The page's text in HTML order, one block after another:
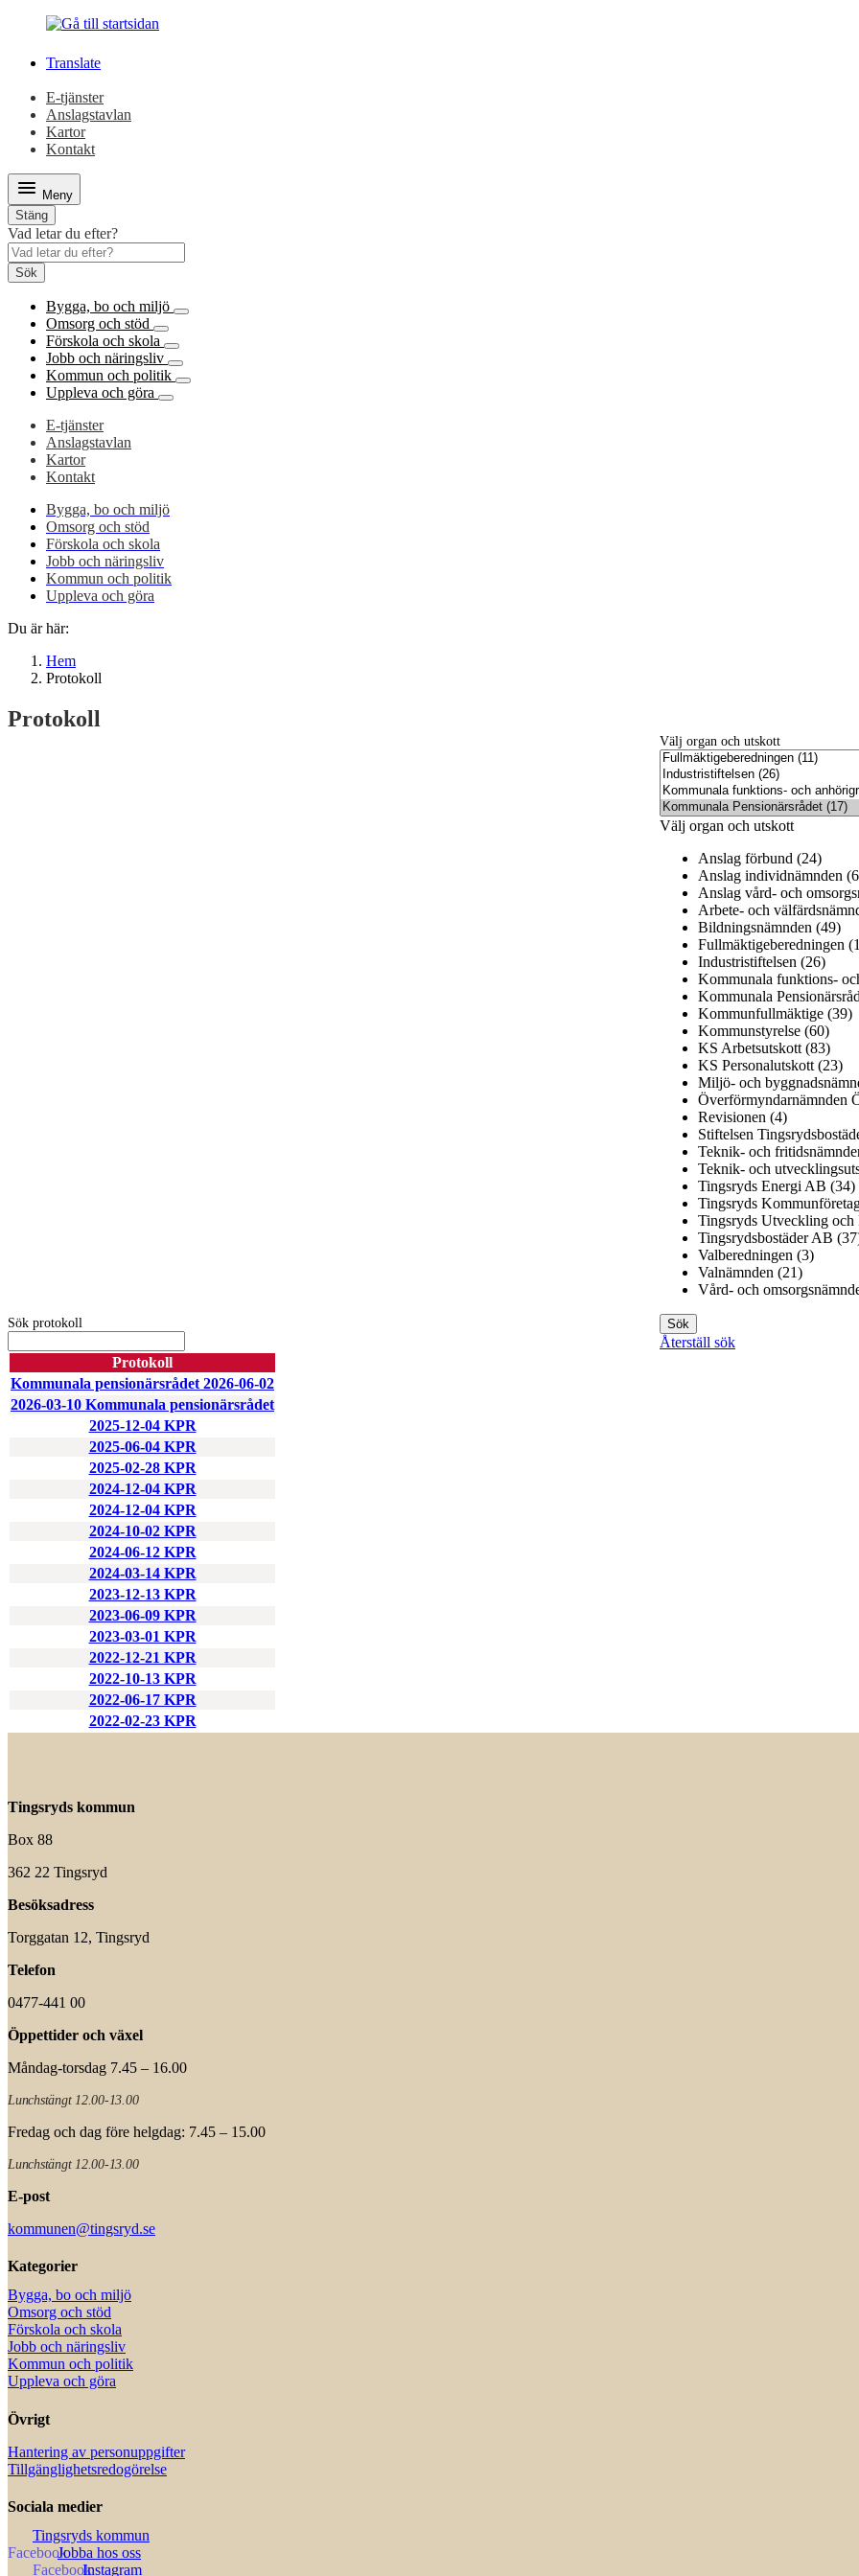
innehåll
huvudmeny
Translate
E-tjänster
Anslagstavlan
Kartor
Kontakt
Meny
Stäng
Vad letar du efter?
Sök
Bygga, bo och miljö
Omsorg och stöd
Förskola och skola
Jobb och näringsliv
Kommun och politik
Uppleva och göra
E-tjänster
Anslagstavlan
Kartor
Kontakt
Bygga, bo och miljö
Omsorg och stöd
Förskola och skola
Jobb och näringsliv
Kommun och politik
Uppleva och göra
Du är här:
Hem
Protokoll
Protokoll
Sök protokoll
Välj organ och utskott
Välj organ och utskott
Anslag förbund (24)
Anslag individnämnden
Anslag vård- och
Arbete- och
Bildningsnämnden (49)
Fullmäktigeberedningen
Industristiftelsen (26)
Kommunala funktions-
Kommunala
Kommunfullmäktige (39)
Kommunstyrelse (60)
KS Arbetsutskott (83)
KS Personalutskott (23)
Miljö- och
Överförmyndarnämnden
Revisionen (4)
Stiftelsen
Teknik- och
Teknik- och
Tingsryds Energi AB (34)
Tingsryds
Tingsryds Utveckling och
Tingsrydsbostäder AB
Valberedningen (3)
Valnämnden (21)
Vård- och
Sök
Återställ sök
Protokoll
Kommunala pensionärsrådet 2026-06-02
2026-03-10 Kommunala pensionärsrådet
2025-12-04 KPR
2025-06-04 KPR
2025-02-28 KPR
2024-12-04 KPR
2024-12-04 KPR
2024-10-02 KPR
2024-06-12 KPR
2024-03-14 KPR
2023-12-13 KPR
2023-06-09 KPR
2023-03-01 KPR
2022-12-21 KPR
2022-10-13 KPR
2022-06-17 KPR
2022-02-23 KPR
Tingsryds kommun
Box 88
362 22 Tingsryd
Besöksadress
Torggatan 12, Tingsryd
Telefon
0477-441 00
Öppettider och växel
Måndag-torsdag 7.45 – 16.00
Lunchstängt 12.00-13.00
Fredag och dag före helgdag: 7.45 – 15.00
Lunchstängt 12.00-13.00
E-post
kommunen@tingsryd.se
Kategorier
Bygga, bo och miljö
Omsorg och stöd
Förskola och skola
Jobb och näringsliv
Kommun och politik
Uppleva och göra
Övrigt
Hantering av personuppgifter
Tillgänglighetsredogörelse
Sociala medier
Tingsryds kommun
Jobba hos oss
Instagram